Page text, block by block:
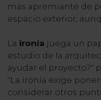
más apremiante de
espacio exterior,
La ironía juega un
estudio de la
ayudar el proyecto?"
"La ironía exige
considerar otros